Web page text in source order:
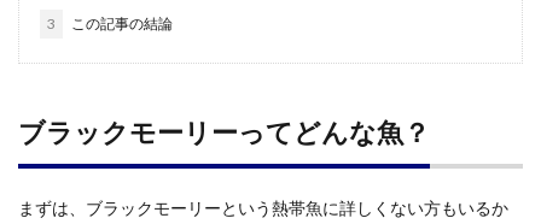
3 この記事の結論
ブラックモーリーってどんな魚？
まずは、ブラックモーリーという熱帯魚に詳しくない方もいるか